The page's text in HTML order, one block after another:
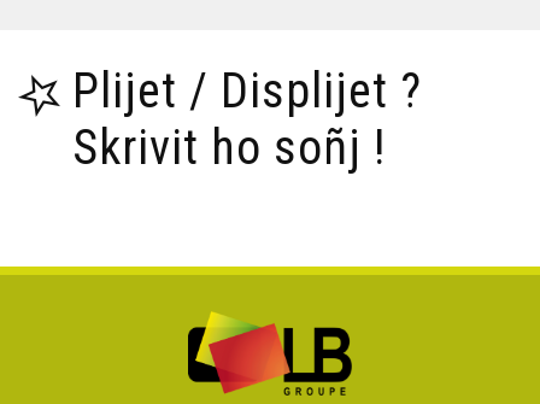
Plijet / Displijet ?
Skrivit ho soñj !